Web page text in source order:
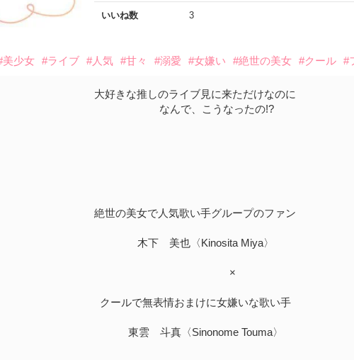
いいね数 3
美少女 #ライブ #人気 #甘々 #溺愛 #女嫌い #絶世の美女 #クール #
大好きな推しのライブ見に来ただけなのに
なんで、こうなったの!?
絶世の美女で人気歌い手グループのファン
木下 美也〈Kinosita Miya〉
×
クールで無表情おまけに女嫌いな歌い手
東雲 斗真〈Sinonome Touma〉